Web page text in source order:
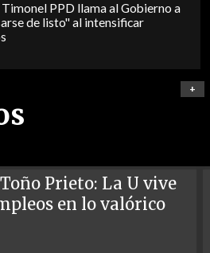
PPD llama al Gobierno a
de listo" al intensificar
+
Prieto: La U vive
en lo valórico